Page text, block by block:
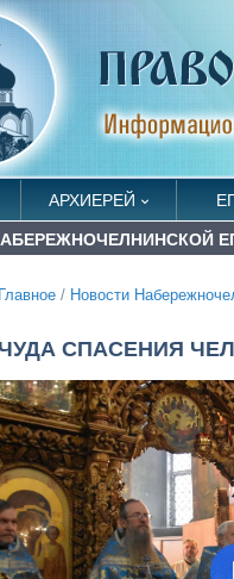
АРХИЕРЕЙ
Главное / Новости
СПАСЕНИЯ